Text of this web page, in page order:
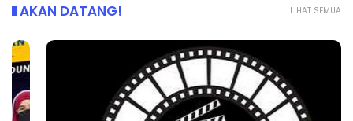
LIHAT SEMUA
AKAN DATANG!